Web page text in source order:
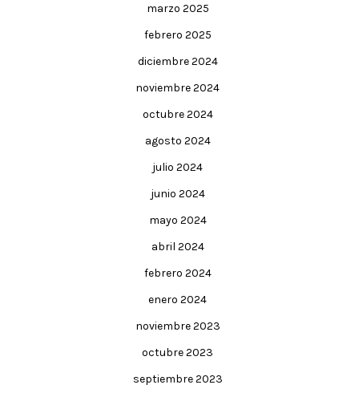
marzo 2025
febrero 2025
diciembre 2024
noviembre 2024
octubre 2024
agosto 2024
julio 2024
junio 2024
mayo 2024
abril 2024
febrero 2024
enero 2024
noviembre 2023
octubre 2023
septiembre 2023